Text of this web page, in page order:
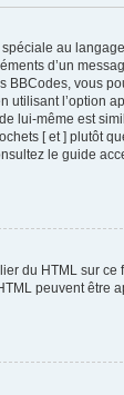
au
d’un
BBCodes, vous
utilisant l’option
lui-même est
[ et ] plutôt
le guide
du HTML sur ce
peuvent être